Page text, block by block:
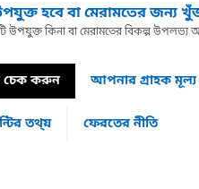
হবে বা মেরামতের জন্য
উপযুক্ত কিনা বা মেরামতের বিকল্প
চেক করুন আপনার গ্রাহক
তথ্য় ফেরতের নীতি